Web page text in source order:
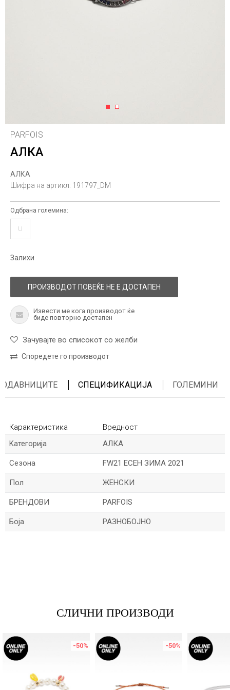
1 2
PARFOIS
АЛКА
АЛКА
Шифра на артикл: 191797_DM
Одбрана големина:
U
Залихи
ПРОИЗВОДОТ ПОВЕЌЕ НЕ Е ДОСТАПЕН
Извести ме кога производот ќе
биде повторно достапен
Зачувајте во списокот со желби
Споредете го производот
СПЕЦИФИКАЦИЈА ГОЛЕМИНИ
Карактеристика
Вредност
Kатегорија
АЛКА
Сезона FW21 ЕСЕН ЗИМА 2021
Пол ЖЕНСКИ
БРЕНДОВИ PARFOIS
Боја РАЗНОБОЈНО
Порака
СЛИЧНИ ПРОИЗВОДИ
-50% -50%